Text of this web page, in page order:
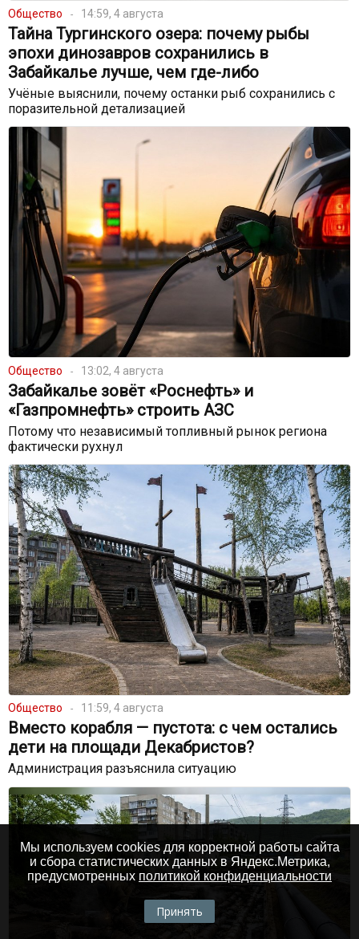
Общество 14:59, 4 августа
Тайна Тургинского озера: почему рыбы
эпохи динозавров сохранились в
Забайкалье лучше, чем где-либо
Учёные выяснили, почему останки рыб сохранились с
поразительной детализацией
Общество 13:02, 4 августа
Забайкалье зовёт «Роснефть» и
«Газпромнефть» строить АЗС
Потому что независимый топливный рынок региона
фактически рухнул
Общество 11:59, 4 августа
Вместо корабля — пустота: с чем остались
дети на площади Декабристов?
Администрация разъяснила ситуацию
Мы используем cookies для корректной работы сайта
и сбора статистических данных в Яндекс.Метрика,
предусмотренных политикой конфиденциальности
Принять